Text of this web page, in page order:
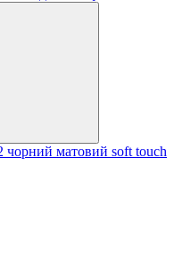
чорний матовий soft touch